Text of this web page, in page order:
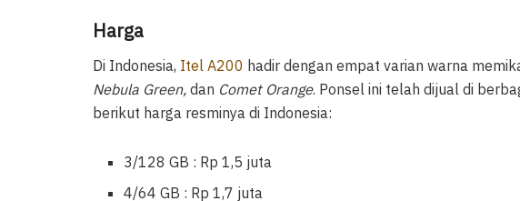
Harga
Di Indonesia, Itel A200 hadir dengan empat varian warna
Nebula Green, dan Comet Orange. Ponsel ini telah dijual di
berikut harga resminya di Indonesia:
3/128 GB : Rp 1,5 juta
4/64 GB : Rp 1,7 juta